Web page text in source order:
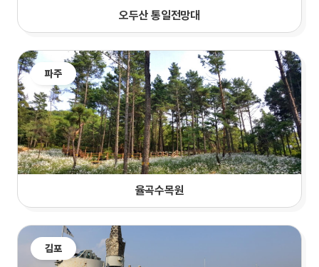
오두산 통일전망대
파주
율곡수목원
김포